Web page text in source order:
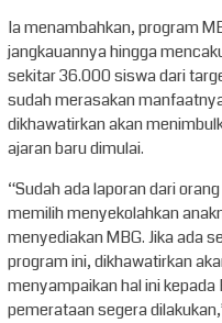
Ia menambahkan, program
jangkauannya hingga
sekitar 36.000 siswa dari
sudah merasakan
dikhawatirkan akan
ajaran baru dimulai.
“Sudah ada laporan dari
memilih menyekolahkan
menyediakan MBG. Jika ada
program ini, dikhawatirkan
menyampaikan hal ini kepada
pemerataan segera